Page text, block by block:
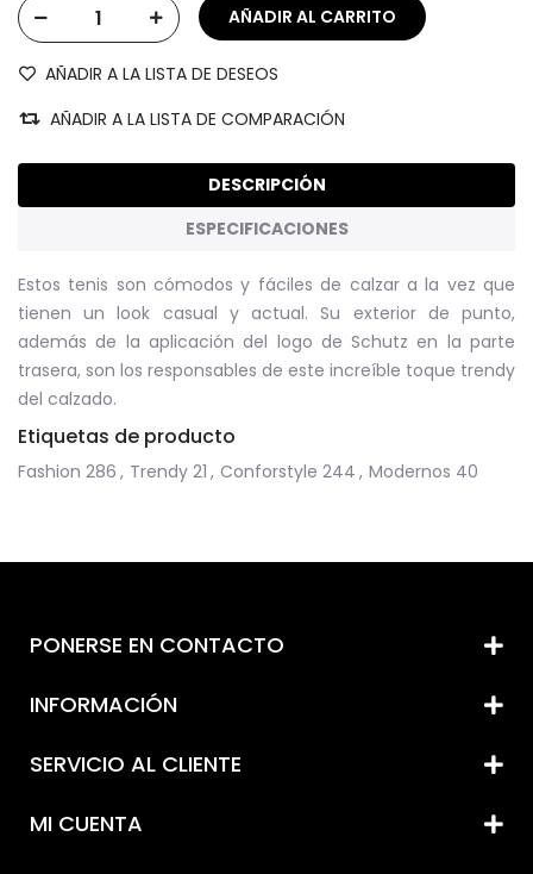
AÑADIR A LA LISTA DE DESEOS
AÑADIR A LA LISTA DE COMPARACIÓN
DESCRIPCIÓN
ESPECIFICACIONES
Estos tenis son cómodos y fáciles de calzar a la vez que
tienen un look casual y actual. Su exterior de punto,
además de la aplicación del logo de Schutz en la parte
trasera, son los responsables de este increíble toque trendy
del calzado.
Etiquetas de producto
Fashion 286 , Trendy 21 , Conforstyle 244 , Modernos 40
PONERSE EN CONTACTO
INFORMACIÓN
SERVICIO AL CLIENTE
MI CUENTA